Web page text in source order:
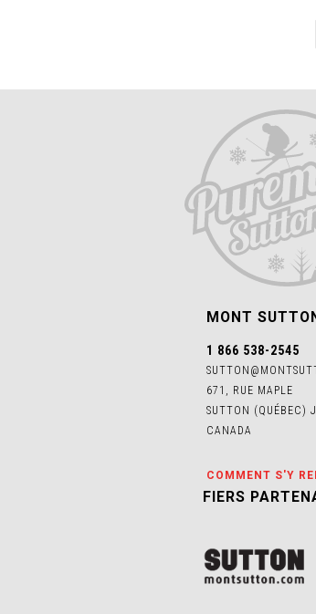
MONT
1 866 538-2545
671, RUE MAPLE
SUTTON (QUÉBEC)
CANADA
COMMENT S'Y
FIERS